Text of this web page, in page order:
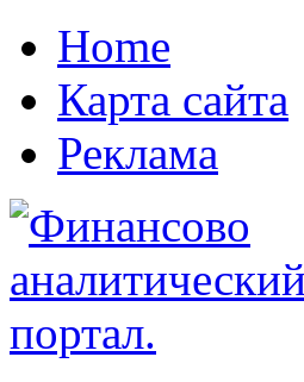
Home
Карта сайта
Реклама